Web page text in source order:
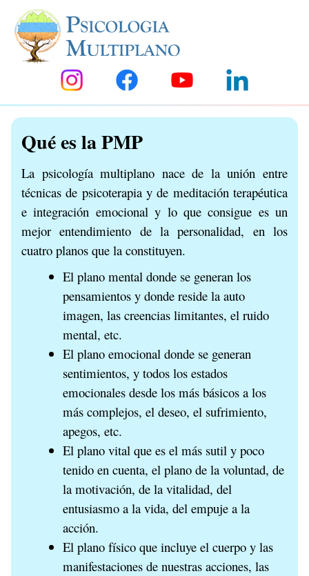
Qué es la PMP
La psicología multiplano nace de la unión entre
técnicas de psicoterapia y de meditación terapéutica
e integración emocional y lo que consigue es un
mejor entendimiento de la personalidad, en los
cuatro planos que la constituyen.
El plano mental donde se generan los
pensamientos y donde reside la auto
imagen, las creencias limitantes, el ruido
mental, etc.
El plano emocional donde se generan
sentimientos, y todos los estados
emocionales desde los más básicos a los
más complejos, el deseo, el sufrimiento,
apegos, etc.
El plano vital que es el más sutil y poco
tenido en cuenta, el plano de la voluntad, de
la motivación, de la vitalidad, del
entusiasmo a la vida, del empuje a la
acción.
El plano físico que incluye el cuerpo y las
manifestaciones de nuestras acciones, las